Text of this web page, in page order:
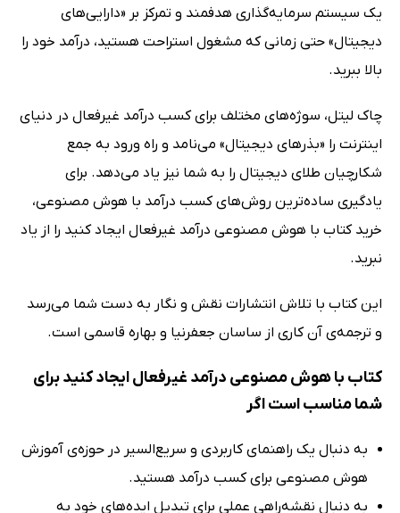
یک سیستم سرمایه‌گذاری هدفمند و تمرکز بر «دارایی‌های
دیجیتال» حتی زمانی که مشغول استراحت هستید، درآمد خود را
بالا ببرید.
چاک لیتل، سوژه‌های مختلف برای کسب درآمد غیرفعال در دنیای
اینترنت را «بذرهای دیجیتال» می‌نامد و راه ورود به جمع
شکارچیان طلای دیجیتال را به شما نیز یاد می‌دهد. برای
یادگیری ساده‌ترین روش‌های کسب درآمد با هوش مصنوعی،
خرید کتاب با هوش مصنوعی درآمد غیرفعال ایجاد کنید را از یاد
نبرید.
این کتاب با تلاش انتشارات نقش و نگار به دست شما می‌رسد
و ترجمه‌ی آن کاری از ساسان جعفرنیا و بهاره قاسمی است.
کتاب با هوش مصنوعی درآمد غیرفعال ایجاد کنید برای
شما مناسب است اگر
به دنبال یک راهنمای کاربردی و سریع‌السیر در حوزه‌ی آموزش
هوش مصنوعی برای کسب درآمد هستید.
به دنبال نقشه‌راهی عملی برای تبدیل ایده‌های خود به